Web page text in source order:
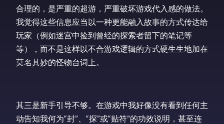
合理的，是严重的超游，严重破坏游戏代入感的做法。
我觉得这些信息应当以一种更能融入故事的方式传达给
玩家（例如迷宫中捡到曾经的探索者留下的笔记等
等），而不是这样以不合游戏逻辑的方式硬生生地加在
莫名其妙的怪物台词上。
其三是新手引导不够。在游戏中我好像没有看到任何主
动告知我何为“封”、“探”或“贴符”的功效说明，甚至连